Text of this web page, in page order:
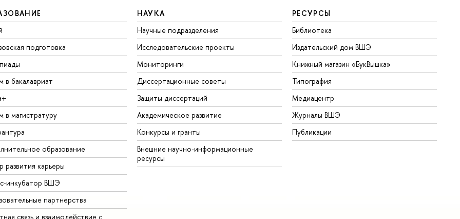
подготовка
в бакалавриат
в магистратуру
образование
развития карьеры
инкубатор ВШЭ
партнерства
связь и взаимодействие с
НАУКА
Научные подразделения
Исследовательские проекты
Мониторинги
Диссертационные советы
Защиты диссертаций
Академическое развитие
Конкурсы и гранты
Внешние научно-информационные
ресурсы
РЕСУРСЫ
Библиотека
Издательский дом ВШЭ
Книжный магазин «БукВышка»
Типография
Медиацентр
Журналы ВШЭ
Публикации